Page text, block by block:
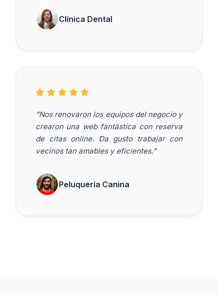
Clínica Dental
"Nos renovaron los equipos del negocio y
crearon una web fantástica con reserva
de citas online. Da gusto trabajar con
vecinos tan amables y eficientes."
Peluquería Canina